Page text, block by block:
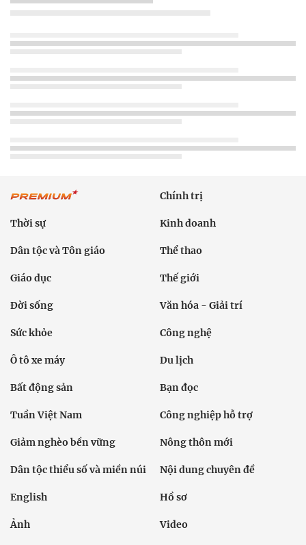
Chính trị
Thời sự Kinh doanh
Dân tộc và Tôn giáo Thể thao
Giáo dục Thế giới
Đời sống Văn hóa - Giải trí
Sức khỏe Công nghệ
Ô tô xe máy Du lịch
Bất động sản Bạn đọc
Tuần Việt Nam Công nghiệp hỗ trợ
Giảm nghèo bền vững Nông thôn mới
Dân tộc thiểu số và miền núi Nội dung chuyên đề
English Hồ sơ
Ảnh Video